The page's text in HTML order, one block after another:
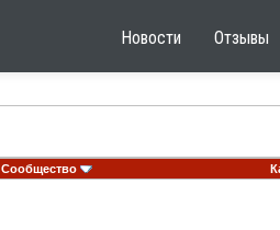
Новости Отзывы
Сообщество